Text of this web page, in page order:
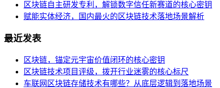
区块链自主研发专利，解锁数字信任新赛道的核心密钥
赋能实体经济，国内最火的区块链技术落地场景解析
最近发表
区块链，锚定元宇宙价值闭环的核心密钥
区块链技术项目评级，拨开行业迷雾的核心标尺
车联网区块链存储技术有哪些？从底层逻辑到落地场景